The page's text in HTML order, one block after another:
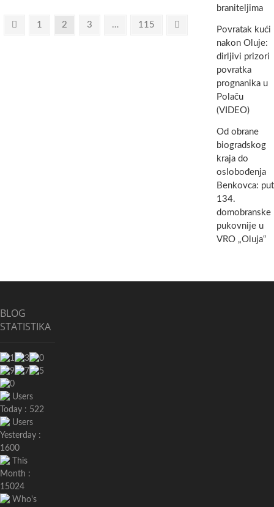
je
vojsci:
Paginacija
Previous
Page
1 Page
2 Page
3 … Page
115
braniteljima
Povratak kući
nakon Oluje:
dirljivi prizori
povratka
prognanika u
Polaču
(VIDEO)
Od obrane
biogradskog
kraja do
oslobođenja
Benkovca: put
134.
domobranske
pukovnije u
VRO „Oluja“
BLOG
STATISTIKA
Users
Today : 522
Users
Yesterday :
1600
This
Month :
15024
Who's